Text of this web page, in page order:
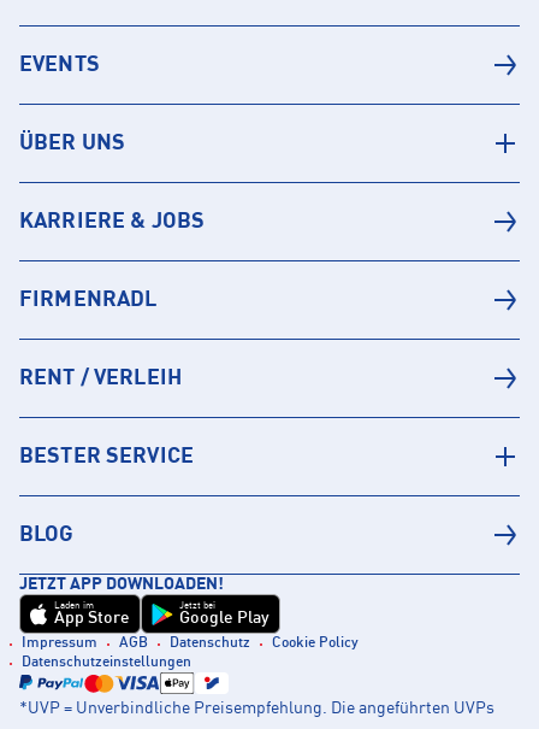
EVENTS
ÜBER UNS
KARRIERE & JOBS
FIRMENRADL
RENT / VERLEIH
BESTER SERVICE
BLOG
JETZT APP DOWNLOADEN!
Laden im
App Store
Jetzt bei
Google Play
Impressum AGB Datenschutz
Cookie Policy
Datenschutzeinstellungen
*UVP = Unverbindliche Preisempfehlung. Die angeführten UVPs